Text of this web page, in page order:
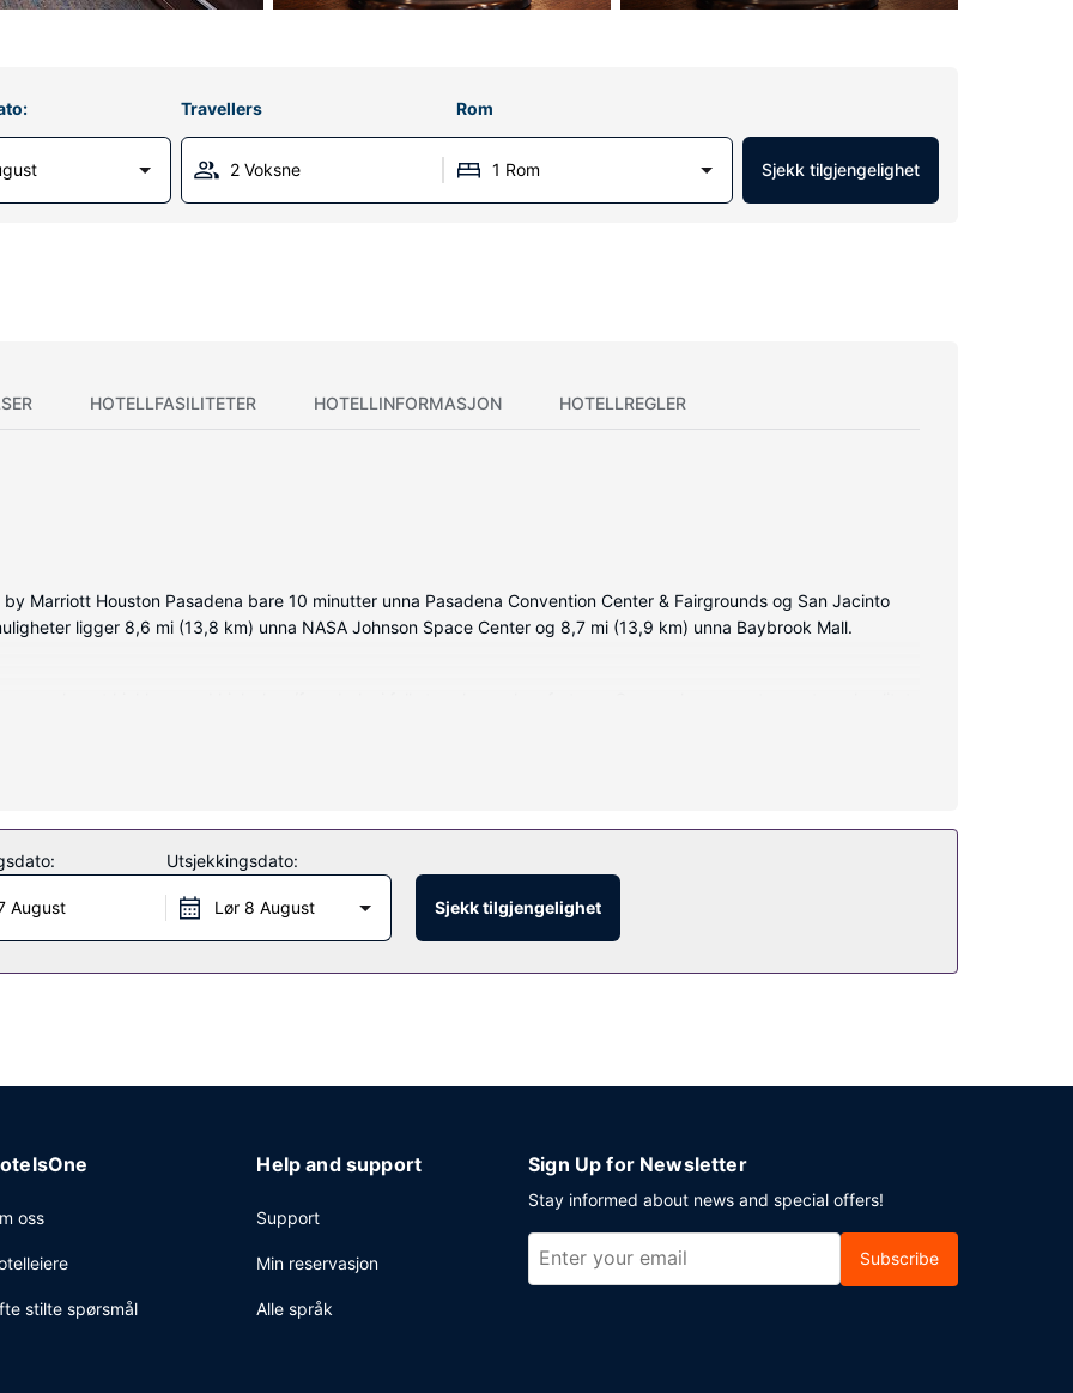
Travellers Rom
2 Voksne 1 Rom Sjekk tilgjengelighet
HOTELLFASILITETER HOTELLINFORMASJON HOTELLREGLER
Marriott Houston Pasadena bare 10 minutter unna Pasadena Convention Center & Fairgrounds og San Jacinto
ligger 8,6 mi (13,8 km) unna NASA Johnson Space Center og 8,7 mi (13,9 km) unna Baybrook Mall.
internett er inkludert, og underholdningen er sikret med en 40-tommers smart-TV med digital-TV. Rommet har
kan du få deg en matbit i snackbaren/delikatesseforretningen. Mingle med andre gjester – her tilbys alle
frokost er inkludert og serveres daglig.
August
Utsjekkingsdato:
Lør 8 August Sjekk tilgjengelighet
oss
stilte spørsmål
Help and support
Support
Min reservasjon
Alle språk
Sign Up for Newsletter
Stay informed about news and special offers!
Subscribe